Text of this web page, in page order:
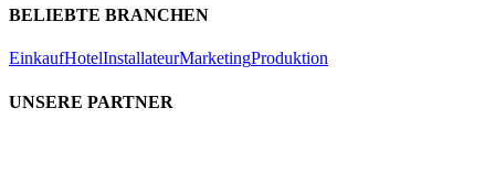
BELIEBTE BRANCHEN
EinkaufHotelInstallateurMarketingProduktion
UNSERE PARTNER